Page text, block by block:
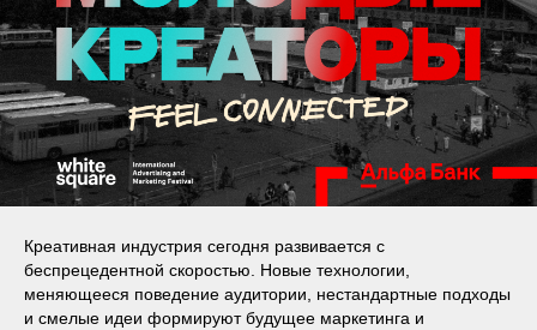
Креативная индустрия сегодня развивается с
беспрецедентной скоростью. Новые технологии,
меняющееся поведение аудитории, нестандартные подходы
и смелые идеи формируют будущее маркетинга и